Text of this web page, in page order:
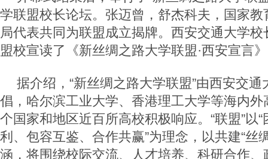
学联盟校长论坛。张迈曾，舒杰科夫，国家
局代表共同为联盟成立揭牌。西安交通大学
盟校宣读了《新丝绸之路大学联盟·西安宣言
据介绍，“新丝绸之路大学联盟”由西安交
倡，哈尔滨工业大学、香港理工大学等海内
个国家和地区近百所高校积极响应。“联盟”以
利、包容互鉴、合作共赢”为理念，以共建“丝
涵，将围绕校际交流、人才培养、科研合作